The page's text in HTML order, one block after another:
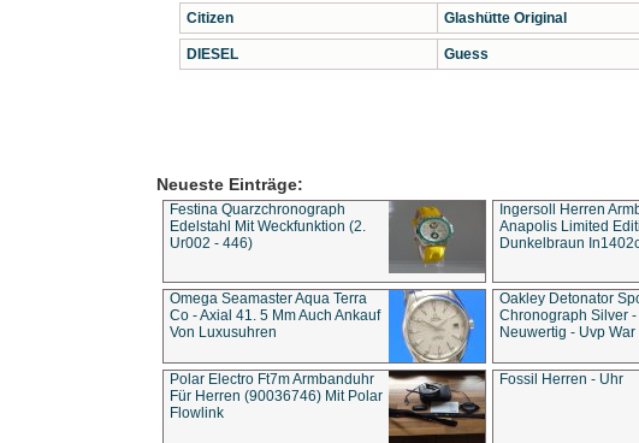
Citizen
DIESEL
Glashütte Original
Guess
Neueste Einträge:
Festina Quarzchronograph
Edelstahl Mit Weckfunktion (2.
Ur002 - 446)
Ingersoll Herren
Anapolis Limited
Dunkelbraun
Omega Seamaster Aqua Terra
Co - Axial 41. 5 Mm Auch Ankauf
Von Luxusuhren
Oakley Detonator
Chronograph Silver
Neuwertig - Uvp
Polar Electro Ft7m Armbanduhr
Für Herren (90036746) Mit Polar
Flowlink
Fossil Herren - Uhr